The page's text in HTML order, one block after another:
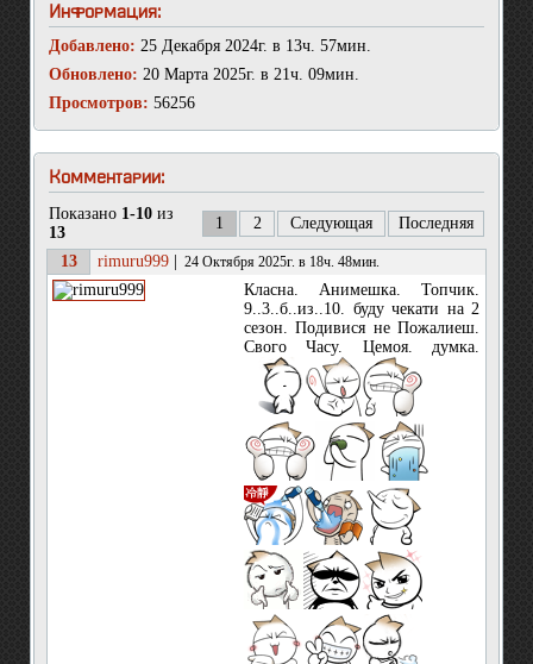
Информация:
Добавлено: 25 Декабря 2024г. в 13ч. 57мин.
Обновлено: 20 Марта 2025г. в 21ч. 09мин.
Просмотров: 56256
Комментарии:
Показано 1-10 из
13
1 2 Следующая Последняя
13 rimuru999 24 Октября 2025г. в 18ч. 48мин.
Класна. Анимешка. Топчик.
9..3..б..из..10. буду чекати на 2
сезон. Подивися не Пожалиеш.
Свого Часу. Цемоя. думка.